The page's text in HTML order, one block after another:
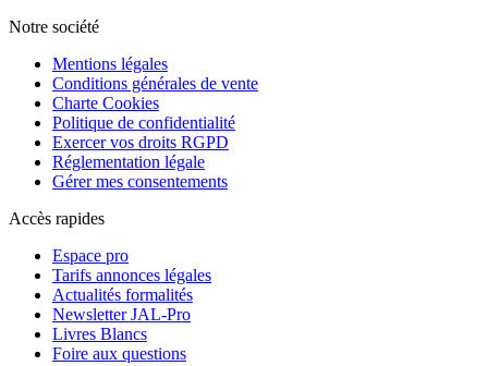
Notre société
Mentions légales
Conditions générales de vente
Charte Cookies
Politique de confidentialité
Exercer vos droits RGPD
Réglementation légale
Gérer mes consentements
Accès rapides
Espace pro
Tarifs annonces légales
Actualités formalités
Newsletter JAL-Pro
Livres Blancs
Foire aux questions